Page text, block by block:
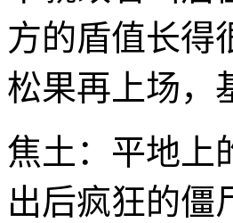
方的盾值长得
松果再上场，
焦土：平地上
出后疯狂的僵